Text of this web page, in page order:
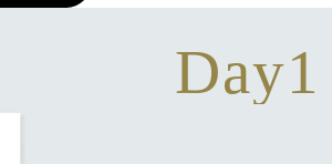
Day1